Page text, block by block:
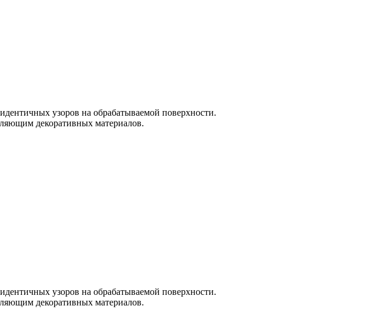
узоров на обрабатываемой поверхности.
декоративных материалов.
узоров на обрабатываемой поверхности.
декоративных материалов.